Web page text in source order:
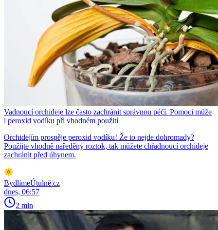
Vadnoucí orchideje lze často zachránit správnou péčí. Pomoci může
i peroxid vodíku při vhodném použití
Orchidejím prospěje peroxid vodíku! Že to nejde dohromady?
Použijte vhodně naředěný roztok, tak můžete chřadnoucí orchideje
zachránit před úhynem.
BydlímeÚtulně.cz
dnes, 06:57
2 min